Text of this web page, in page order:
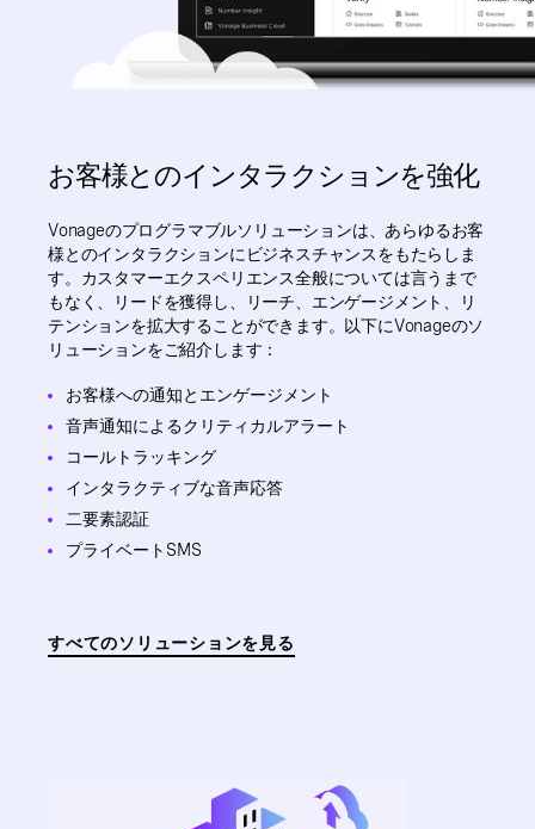
お客様とのインタラクションを強化
Vonageのプログラマブルソリューションは、あらゆるお客
様とのインタラクションにビジネスチャンスをもたらしま
す。カスタマーエクスペリエンス全般については言うまで
もなく、リードを獲得し、リーチ、エンゲージメント、リ
テンションを拡大することができます。以下にVonageのソ
リューションをご紹介します：
お客様への通知とエンゲージメント
音声通知によるクリティカルアラート
コールトラッキング
インタラクティブな音声応答
二要素認証
プライベートSMS
すべてのソリューションを見る